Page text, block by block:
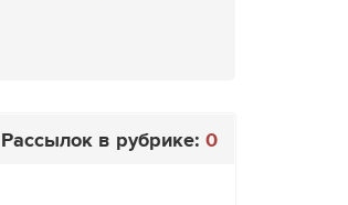
Рассылок в рубрике: 0